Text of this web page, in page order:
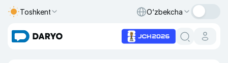
Toshkent O‘zbekcha